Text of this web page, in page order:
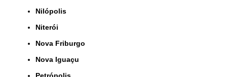
Nilópolis
Niterói
Nova Friburgo
Nova Iguaçu